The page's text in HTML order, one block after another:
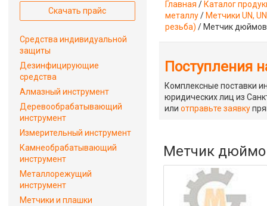
Главная / Каталог
металлу/ Метчики UN,
резьба) / Метчик
Поступления
Комплексные поставки
юридических лиц из
илиотправьте заявку
Метчик
Скачать прайс
Средства индивидуальной
защиты
Дезинфицирующие
средства
Алмазный инструмент
Деревообрабатывающий
инструмент
Измерительный инструмент
Камнеобрабатывающий
инструмент
Металлорежущий
инструмент
Метчики и плашки